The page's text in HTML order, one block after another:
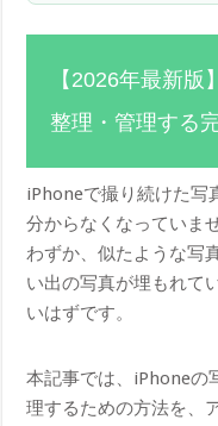
【2026年最新
整理・管理する
iPhoneで撮り続けた写
分からなくなっていま
わずか、似たような写
い出の写真が埋もれ
いはずです。
本記事では、iPhoneの
理するための方法を、